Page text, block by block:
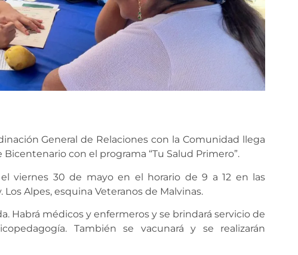
General de Relaciones con la Comunidad llega
con el programa “Tu Salud Primero”.
viernes 30 de mayo en el horario de 9 a 12 en las
Alpes, esquina Veteranos de Malvinas.
Habrá médicos y enfermeros y se brindará servicio de
También se vacunará y se realizarán